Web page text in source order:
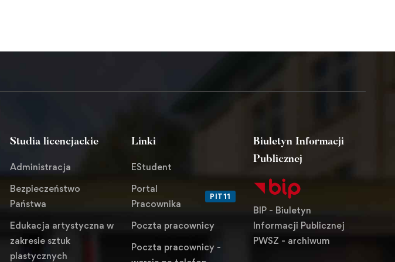
Studia licencjackie
Administracja
Bezpieczeństwo
Państwa
Edukacja artystyczna w
zakresie sztuk
plastycznych
Linki
EStudent
Portal
Pracownika
PIT11
Poczta pracownicy
Poczta pracownicy -
Biuletyn Informacji
Publicznej
BIP - Biuletyn
Informacji Publicznej
PWSZ - archiwum